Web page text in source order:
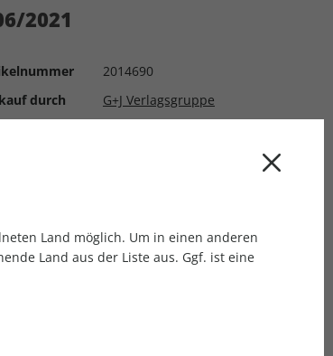
2021
2014690
durch
G+J Verlagsgruppe
Land möglich. Um in einen anderen
Land aus der Liste aus. Ggf. ist eine